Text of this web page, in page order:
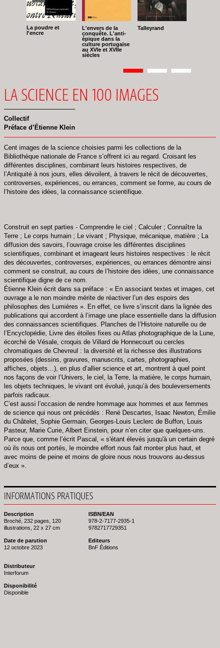
La poudre et
l'encre
L'envers de la
conquête. L'anti-
épique dans la
culture portugaise
au XVIe et XVIIe
siècles
Talleyrand
Pagination
Page
1 Page
2 Page
3
LA SCIENCE EN 100 IMAGES
Collectif
Préface d’Étienne Klein
Cent images de la science choisies parmi les collections de la
Bibliothèque nationale de France s’offrent ici au regard. Croisant les
différentes disciplines, combinant leurs histoires respectives, de
l’Antiquité à nos jours, elles dévoilent, à travers le récit de découvertes,
controverses, expériences, ou errances, comment se forme, au cours de
l’histoire des idées, la connaissance scientifique.
Construit en sept parties - Comprendre le ciel ; Calculer ; Connaître la
Terre ; Le corps humain ; Le vivant ; Physique, mécanique, matière ; La
diffusion des savoirs, l’ouvrage croise les différentes disciplines
scientifiques, combinant et imageant leurs histoires respectives : le récit
des découvertes, controverses, expériences, ou errances démontre ainsi
comment se construit, au cours de l’histoire des idées, une connaissance
scientifique digne de ce nom.
Étienne Klein écrit dans sa préface : « En associant textes et images, cet
ouvrage a le non moindre mérite de réactiver l’un des espoirs des
philosophes des Lumières ». En effet, ce livre s’inscrit dans la lignée des
publications qui accordent à l’image une place essentielle dans la diffusion
des connaissances scientifiques. Planches de l’Histoire naturelle ou de
l’Encyclopédie, Livre des étoiles fixes ou Atlas photographique de la Lune,
écorché de Vésale, croquis de Villard de Honnecourt ou cercles
chromatiques de Chevreul : la diversité et la richesse des illustrations
proposées (dessins, gravures, manuscrits, cartes, photographies,
affiches, objets…), en plus d’allier science et art, montrent à quel point
nos façons de voir l’Univers, le ciel, la Terre, la matière, le corps humain,
les objets techniques, le vivant ont évolué, jusqu’à des bouleversements
parfois radicaux.
C’est aussi l’occasion de rendre hommage aux hommes et aux femmes
de science qui nous ont précédés : René Descartes, Isaac Newton, Émilie
du Châtelet, Sophie Germain, Georges-Louis Leclerc de Buffon, Louis
Pasteur, Marie Curie, Albert Einstein, pour n’en citer que quelques-uns.
Parce que, comme l’écrit Pascal, « s'étant élevés jusqu'à un certain degré
où ils nous ont portés, le moindre effort nous fait monter plus haut, et
avec moins de peine et moins de gloire nous nous trouvons au-dessus
d’eux ».
INFORMATIONS PRATIQUES
Description
Broché, 232 pages, 120
illustrations, 22 x 27 cm
Date de parution
12 octobre 2023
ISBN/EAN
978-2-7177-2935-1
9782717729351
Editeurs
BnF Éditions
Distributeur
Interforum
Disponibilité
Disponible